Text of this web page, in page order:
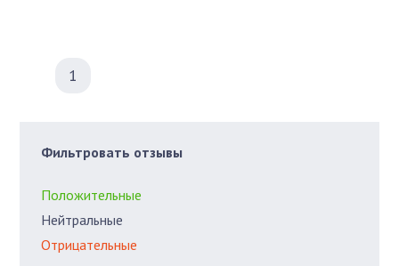
1
Фильтровать отзывы
Положительные
Нейтральные
Отрицательные